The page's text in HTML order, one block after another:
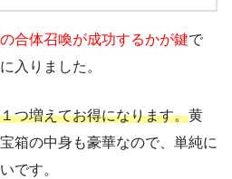
合体召喚が成功するかが鍵で
入りました。
つ増えてお得になります。黄
箱の中身も豪華なので、単純に
です。